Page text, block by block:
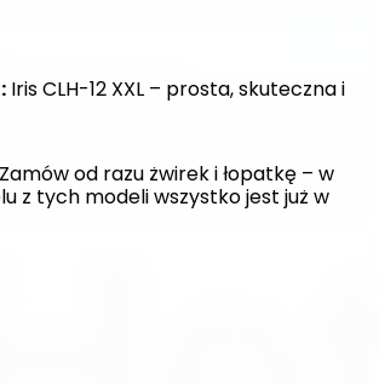
Iris CLH-12 XXL – prosta, skuteczna i
Zamów od razu żwirek i łopatkę – w
z tych modeli wszystko jest już w